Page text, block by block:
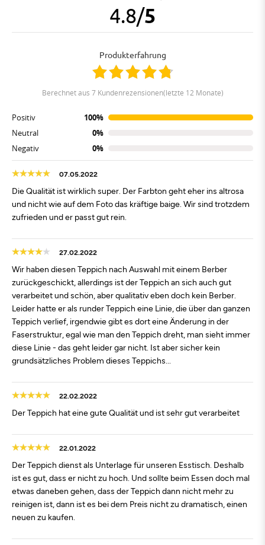
4.8/5
Produkterfahrung
berechnet aus 7 Kundenrezensionen(letzte 12 Monate)
Positiv
100%
Neutral
0%
Negativ
0%
07.05.2022
Die Qualität ist wirklich super. Der Farbton geht eher ins altrosa
und nicht wie auf dem Foto das kräftige baige. Wir sind trotzdem
zufrieden und er passt gut rein.
27.02.2022
Wir haben diesen Teppich nach Auswahl mit einem Berber
zurückgeschickt, allerdings ist der Teppich an sich auch gut
verarbeitet und schön, aber qualitativ eben doch kein Berber.
Leider hatte er als runder Teppich eine Linie, die über dan ganzen
Teppich verlief, irgendwie gibt es dort eine Änderung in der
Faserstruktur, egal wie man den Teppich dreht, man sieht immer
diese Linie - das geht leider gar nicht. Ist aber sicher kein
grundsätzliches Problem dieses Teppichs...
22.02.2022
Der Teppich hat eine gute Qualität und ist sehr gut verarbeitet
22.01.2022
Der Teppich dienst als Unterlage für unseren Esstisch. Deshalb
ist es gut, dass er nicht zu hoch. Und sollte beim Essen doch mal
etwas daneben gehen, dass der Teppich dann nicht mehr zu
reinigen ist, dann ist es bei dem Preis nicht zu dramatisch, einen
neuen zu kaufen.